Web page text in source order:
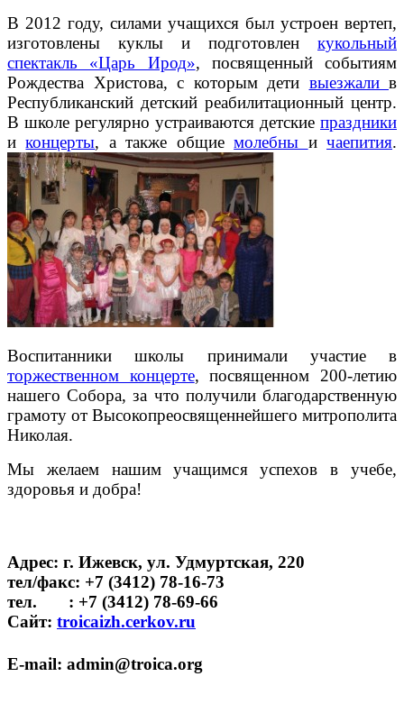
В 2012 году, силами учащихся был устроен вертеп,
изготовлены куклы и подготовлен кукольный
спектакль «Царь Ирод», посвященный событиям
Рождества Христова, с которым дети выезжали в
Республиканский детский реабилитационный центр.
В школе регулярно устраиваются детские праздники
иконцерты, а также общиемолебны ичаепития.
Воспитанники школы принимали участие в
торжественном концерте, посвященном 200-летию
нашего Собора, за что получили благодарственную
грамоту от Высокопреосвященнейшего митрополита
Николая.
Мы желаем нашим учащимся успехов в учебе,
здоровья и добра!
Адрес: г. Ижевск, ул. Удмуртская, 220
тел/факс: +7 (3412) 78-16-73
тел.
: +7 (3412) 78-69-66
Сайт: troicaizh.cerkov.ru
E-mail: admin@troica.org